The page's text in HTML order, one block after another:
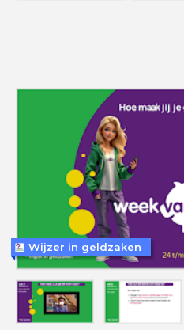
Wijzer in geldzaken